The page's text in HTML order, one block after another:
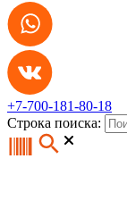
+7-700-181-80-18
Строка поиска: